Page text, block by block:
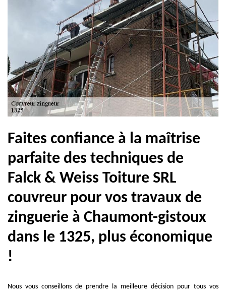
Faites confiance à la maîtrise
parfaite des techniques de
Falck & Weiss Toiture SRL
couvreur pour vos travaux de
zinguerie à Chaumont-gistoux
dans le 1325, plus économique
!
Nous vous conseillons de prendre la meilleure décision pour tous vos